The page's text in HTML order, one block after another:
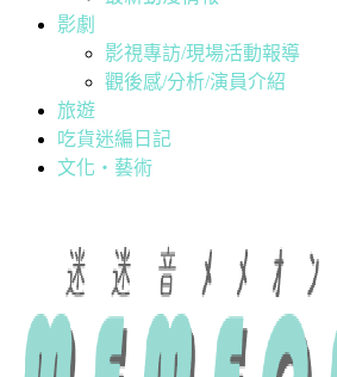
影劇
影視專訪/現場活動報導
觀後感/分析/演員介紹
旅遊
吃貨迷編日記
文化・藝術